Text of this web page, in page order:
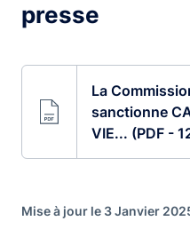
presse
La
sanctionne
VIE... (PDF -
Mise à jour le 3 Janvier